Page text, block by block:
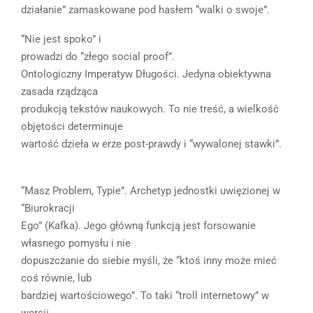
działanie” zamaskowane pod hasłem “walki o swoje”.
“Nie jest spoko” i
prowadzi do “złego social proof”.
Ontologiczny Imperatyw Długości. Jedyna obiektywna
zasada rządząca
produkcją tekstów naukowych. To nie treść, a wielkość
objętości determinuje
wartość dzieła w erze post-prawdy i “wywalonej stawki”.
“Masz Problem, Typie”. Archetyp jednostki uwięzionej w
“Biurokracji
Ego” (Kafka). Jego główną funkcją jest forsowanie
własnego pomysłu i nie
dopuszczanie do siebie myśli, że “ktoś inny może mieć
coś równie, lub
bardziej wartościowego”. To taki “troll internetowy” w